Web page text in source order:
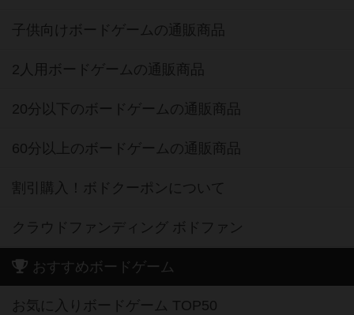
子供向けボードゲームの通販商品
2人用ボードゲームの通販商品
20分以下のボードゲームの通販商品
60分以上のボードゲームの通販商品
割引購入！ボドクーポンについて
クラウドファンディング ボドファン
おすすめボードゲーム
お気に入りボードゲーム TOP50